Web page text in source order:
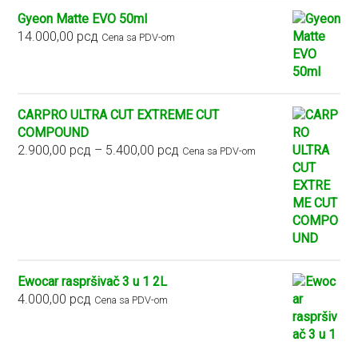
Gyeon Matte EVO 50ml
14.000,00 рсд Cena sa PDV-om
CARPRO ULTRA CUT EXTREME CUT
COMPOUND
2.900,00 рсд – 5.400,00 рсд Raspon
Cena sa PDV-om
Ewocar raspršivač 3 u 1 2L
4.000,00 рсд Cena sa PDV-om